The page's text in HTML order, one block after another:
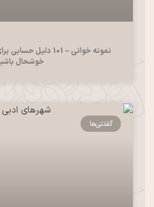
نمونه خوانی – 101
خوشحال
گفتنی‌ها